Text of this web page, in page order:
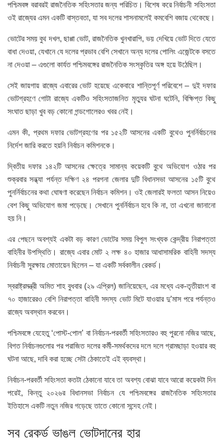
পশ্চিমবঙ্গ বরাবরই রাজনৈতিক সহিংসতার জন্য পরিচিত। বিশেষ করে নির্বাচনী সহিংসতা
ওই রাজ্যের এমন একটি বাস্তবতা, যা সব দলের শাসনামলেই কমবেশি বজায় থেকেছে।
ভোটের সময় বুথ দখল, ছাপ্পা ভোট, রাজনৈতিক খুনখারাপি, ভয় দেখিয়ে ভোট দিতে যেতে
বাধা দেওয়া, যেখানে যে দলের প্রভাব বেশি সেখানে অন্য দলের পোলিং এজেন্টকে বসতে
না দেওয়া – এগুলো কার্যত পশ্চিমবঙ্গের রাজনৈতিক সংস্কৃতির অঙ্গ হয়ে উঠেছিল।
সেই জায়গায় রাজ্যে এবারের ভোট হয়েছে একেবারে শান্তিপূর্ণ পরিবেশে – দুই দফার
ভোটগ্রহণে গোটা রাজ্যে একটিও সহিংসতাজনিত মৃত্যুর ঘটনা ঘটেনি, বিক্ষিপ্ত কিছু
সংঘাত ছাড়া খুব বড় কোনো গন্ডগোলেরও খবর নেই।
এমন কী, প্রথম দফার ভোটগ্রহণের পর ১৫২টি আসনের একটি বুথেও পুনর্নির্বাচনের
নির্দেশ জারি করতে হয়নি নির্বাচন কমিশনকে।
দ্বিতীয় দফার ১৪২টি আসনের ক্ষেত্রে সামান্য কয়েকটি বুথে অভিযোগ ওঠার পর
শুক্রবার সন্ধ্যা পর্যন্ত দক্ষিণ ২৪ পরগনা জেলার দুটি বিধানসভা আসনের ১৫টি বুথে
পুনর্নির্বাচনের কথা ঘোষণা করেছেন নির্বাচন কমিশন। ওই জেলারই ফলতা আসন নিয়েও
বেশ কিছু অভিযোগ জমা পড়েছে। সেখানে পুনর্নির্বাচন হবে কি না, তা এখনো জানানো
হয় নি।
এর পেছনে অবশ্যই একটা বড় কারণ ভোটের সময় বিপুল সংখ্যক কেন্দ্রীয় নিরাপত্তা
বাহিনীর উপস্থিতি। রাজ্যে এবার মোট ২ লক্ষ ৪০ হাজার আধাসামরিক বাহিনী সদস্য
নির্বাচনী সুরক্ষায় মোতায়েন ছিলেন – যা একটি সর্বকালীন রেকর্ড।
স্বরাষ্ট্রমন্ত্রী অমিত শাহ বুধবার (২৯ এপ্রিল) জানিয়েছেন, এর মধ্যে এক-তৃতীয়াংশ বা
৭০ হাজারেরও বেশি নিরাপত্তা বাহিনী সদস্য ভোট মিটে যাওয়ার দু’মাস পরে পর্যন্তও
রাজ্যে অবস্থান করবেন।
পশ্চিমবঙ্গে যেহেতু ‘পোস্ট-পোল’ বা নির্বাচন-পরবর্তী সহিংসতারও বহু পুরনো নজির আছে,
বিগত নির্বাচনগুলোর পর পরাজিত দলের কর্মী-সমর্থকদের দলে দলে গ্রামছাড়া হওয়ার বহু
ঘটনা আছে, দাবি করা হচ্ছে সেটা ঠেকাতেই এই ব্যবস্থা।
নির্বাচন-পরবর্তী সহিংসতা কতটা ঠেকানো যাবে তা অবশ্য বোঝা যাবে আরো কয়েকটা দিন
পরেই, কিন্তু ২০২৬র বিধানসভা নির্বাচন যে পশ্চিমবঙ্গের রাজনৈতিক সহিংসতার
ইতিহাসে একটি নতুন নজির গড়েছে তাতে কোনো সন্দেহ নেই।
সব রেকর্ড ভাঙল ভোটদানের হার